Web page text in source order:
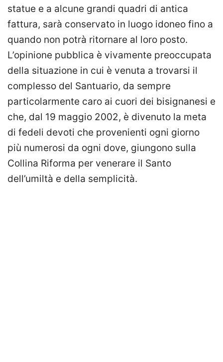
statue e a alcune grandi quadri di antica
fattura, sarà conservato in luogo idoneo fino a
quando non potrà ritornare al loro posto.
L’opinione pubblica è vivamente preoccupata
della situazione in cui è venuta a trovarsi il
complesso del Santuario, da sempre
particolarmente caro ai cuori dei bisignanesi e
che, dal 19 maggio 2002, è divenuto la meta
di fedeli devoti che provenienti ogni giorno
più numerosi da ogni dove, giungono sulla
Collina Riforma per venerare il Santo
dell’umiltà e della semplicità.